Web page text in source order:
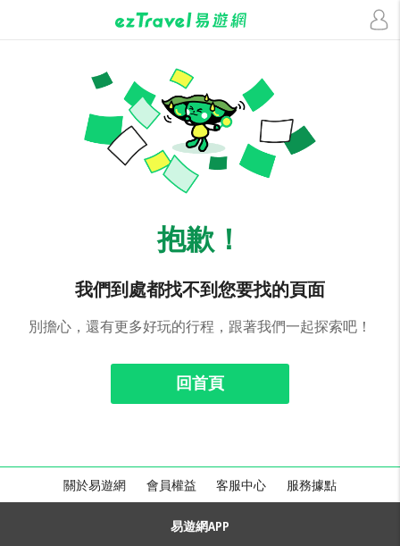
抱歉！
我們到處都找不到您要找的頁面
別擔心，還有更多好玩的行程，跟著我們一起探索吧！
回首頁
關於易遊網 會員權益 客服中心 服務據點
易遊網APP